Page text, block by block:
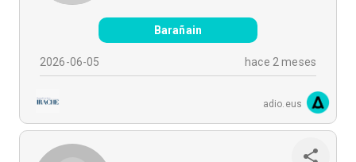
Barañain
2026-06-05 hace 2 meses
adio.eus